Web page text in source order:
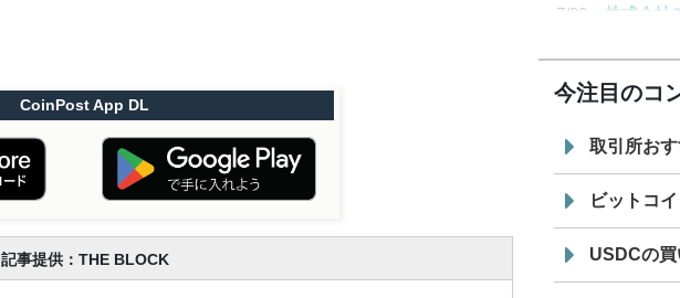
CoinPost App DL
記事提供：THE BLOCK
7/30
株式会社
「 JPYC
19:30
てステー
説セミナ
今注目のコ
取引所お
ビットコ
USDCの買